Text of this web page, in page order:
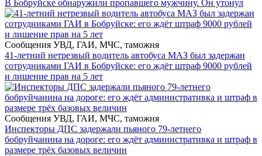
В Бобруйске обнаружили пропавшего мужчину. Он утонул
Сообщения УВД, ГАИ, МЧС, таможня
41-летний нетрезвый водитель автобуса МАЗ был задержан
сотрудниками ГАИ в Бобруйске: его ждёт штраф 9000 рублей
и лишение прав на 5 лет
Сообщения УВД, ГАИ, МЧС, таможня
Инспекторы ДПС задержали пьяного 79-летнего
бобруйчанина на дороге: его ждёт административка и штраф в
размере трёх базовых величин